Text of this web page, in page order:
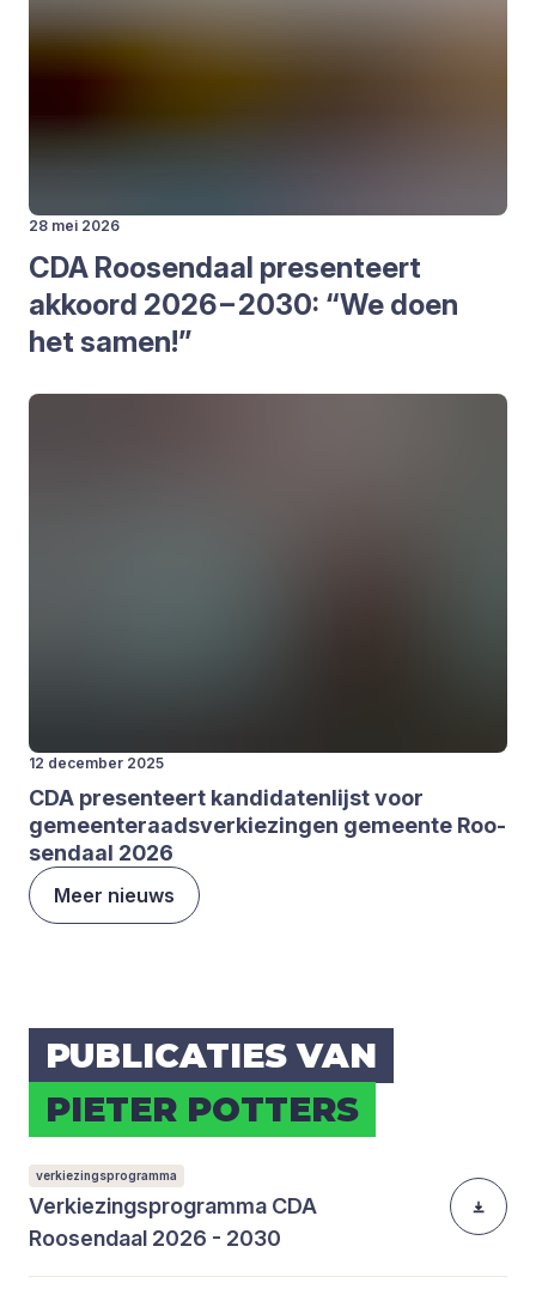
28 mei 2026
CDA Roo­sen­daal pre­sen­teert
akkoord 2026–2030: “We doen
het samen!”
12 december 2025
CDA pre­sen­teert kan­di­da­ten­lijst voor
gemeen­te­raads­ver­kie­zin­gen gemeen­te Roo­
sen­daal 2026
Meer nieuws
PUBLI­CA­TIES VAN
PIE­TER POT­TERS
verkiezingsprogramma
Verkiezingsprogramma CDA
Roosendaal 2026 - 2030